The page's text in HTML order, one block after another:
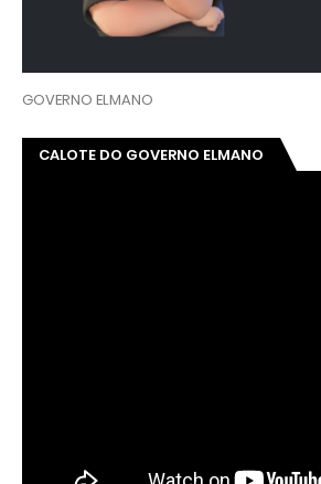
GOVERNO ELMANO
CALOTE DO GOVERNO ELMANO